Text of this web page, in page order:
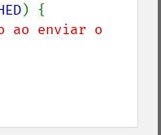
) {
ao enviar o